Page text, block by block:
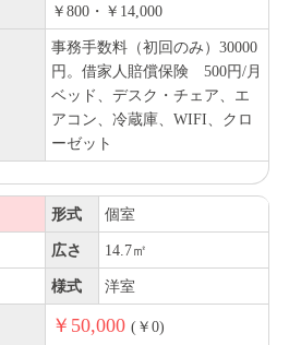
￥800・￥14,000
事務手数料（初回のみ）30000
円。借家人賠償保険 500円/月
ベッド、デスク・チェア、エ
アコン、冷蔵庫、WIFI、クロ
ーゼット
形式 個室
広さ 14.7㎡
様式 洋室
￥50,000 (￥0)